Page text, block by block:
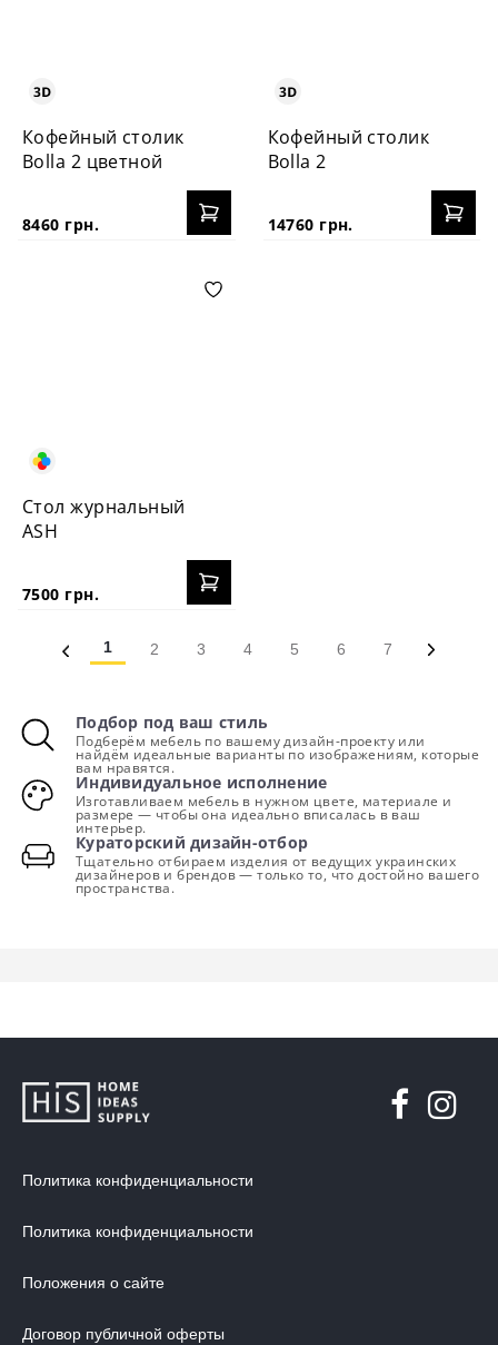
Кофейный столик
Bolla 2 цветной
8460 грн.
Кофейный столик
Bolla 2
14760 грн.
Стол журнальный
ASH
7500 грн.
1 2 3 4 5 6 7
Подбор под ваш стиль
Подберём мебель по вашему дизайн-проекту или
найдём идеальные варианты по изображениям, которые
вам нравятся.
Индивидуальное исполнение
Изготавливаем мебель в нужном цвете, материале и
размере — чтобы она идеально вписалась в ваш
интерьер.
Кураторский дизайн-отбор
Тщательно отбираем изделия от ведущих украинских
дизайнеров и брендов — только то, что достойно вашего
пространства.
Политика конфиденциальности
Политика конфиденциальности
Положения о сайте
Договор публичной оферты